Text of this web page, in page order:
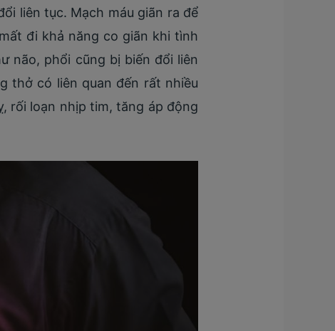
liên tục. Mạch máu giãn ra để
đi khả năng co giãn khi tình
não, phổi cũng bị biến đổi liên
thở có liên quan đến rất nhiều
rối loạn nhịp tim, tăng áp động